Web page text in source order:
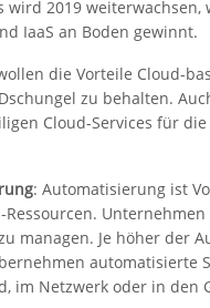
wird 2019
IaaS an Boden gewinnt.
die Vorteile Cloud-
zu behalten.
Cloud-Services für
: Automatisierung ist
managen. Je höher der
automatisierte
im Netzwerk oder in den